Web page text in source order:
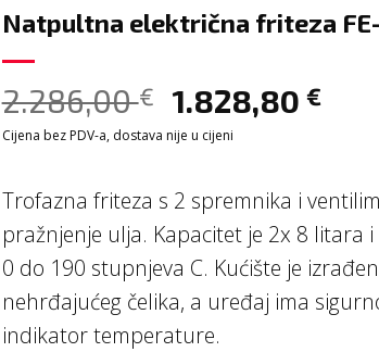
Natpultna električna friteza
2.286,00€ 1.828,80€
Cijena bez PDV-a, dostava nije u cijeni
Trofazna friteza s 2 spremnika i
pražnjenje ulja. Kapacitet je 2x 8 litara
0 do 190 stupnjeva C. Kućište je
nehrđajućeg čelika, a uređaj ima
indikator temperature.